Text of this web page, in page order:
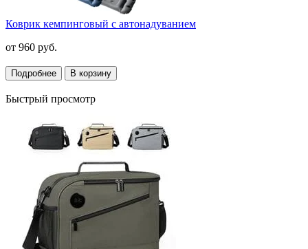
Коврик кемпинговый с автонадуванием
от 960 руб.
Подробнее В корзину
Быстрый просмотр